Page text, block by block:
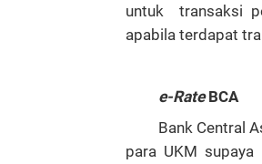
untuk transaksi
apabila terdapat
e-RateBCA
Bank Central
para UKM